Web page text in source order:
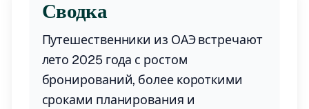
Сводка
Путешественники из ОАЭ встречают
лето 2025 года с ростом
бронирований, более короткими
сроками планирования и